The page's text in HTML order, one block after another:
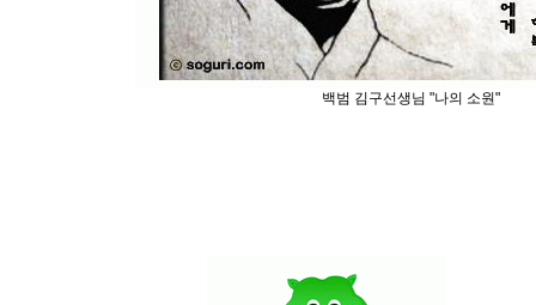
백범 김구선생님 "나의 소원"